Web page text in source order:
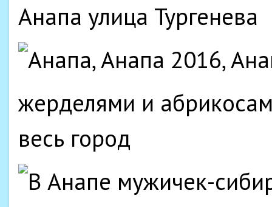
Анапа улица Тургенева
жерделями и
весь город